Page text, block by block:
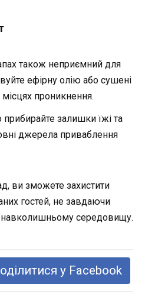
також неприємний для
ефірну олію або сушені
проникнення.
прибирайте залишки їжі та
джерела приваблення
ви зможете захистити
гостей, не завдаючи
навколишньому середовищу.
у Facebook